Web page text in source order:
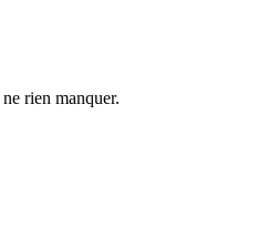
rien manquer.